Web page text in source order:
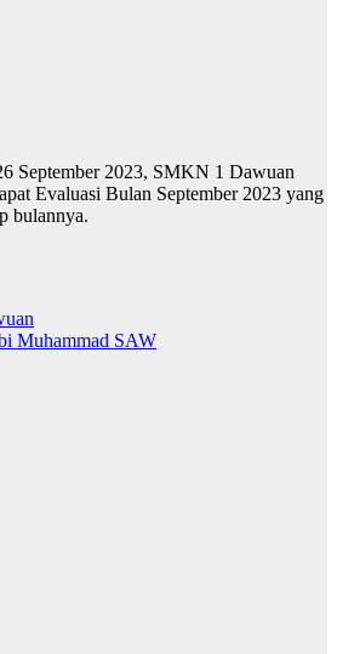
September 2023, SMKN 1 Dawuan
Evaluasi Bulan September 2023 yang
bulannya.
Muhammad SAW